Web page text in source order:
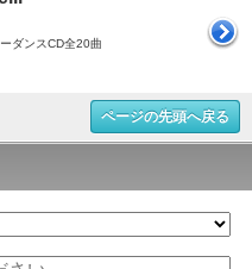
ダンスCD全20曲
ページの先頭へ戻る